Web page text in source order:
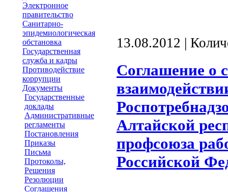
Электронное
правительство
Санитарно-
эпидемиологическая
обстановка
Государственная
служба и кадры
Противодействие
коррупции
Документы
Государственные
доклады
Административные
регламенты
Постановления
Приказы
Письма
Протоколы,
Решения
Резолюции
Соглашения
13.08.2012 |
Соглашение о
Алтайской
профсоюза
Российской